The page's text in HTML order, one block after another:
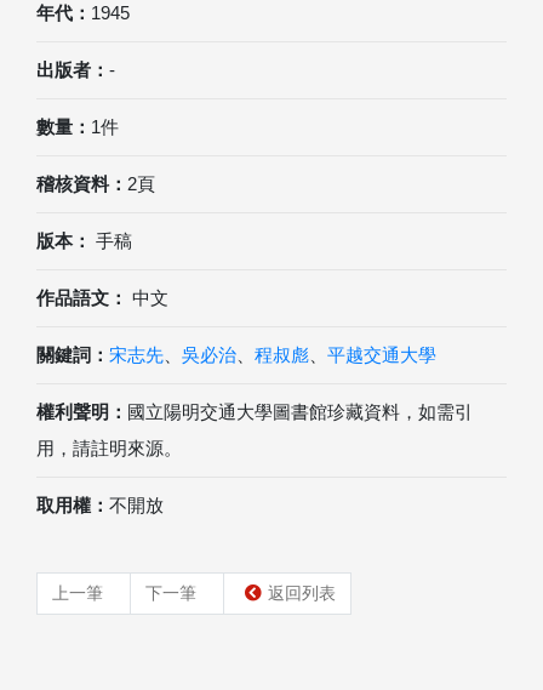
年代： 1945
出版者： -
數量： 1件
稽核資料： 2頁
版本： 手稿
作品語文： 中文
關鍵詞： 宋志先 吳必治 程叔彪 平越交通大學
權利聲明： 國立陽明交通大學圖書館珍藏資料，如需引
用，請註明來源。
取用權： 不開放
上一筆 下一筆 返回列表